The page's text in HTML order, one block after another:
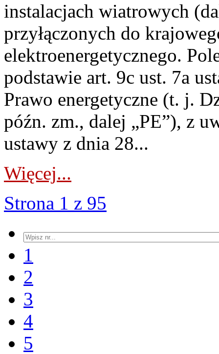
instalacjach wiatrowych
przyłączonych do
elektroenergetycznego.
podstawie art. 9c ust. 7a
Prawo energetyczne (t. j.
późn. zm., dalej „PE”), z
ustawy z dnia 28...
Więcej...
Strona 1 z 95
1
2
3
4
5